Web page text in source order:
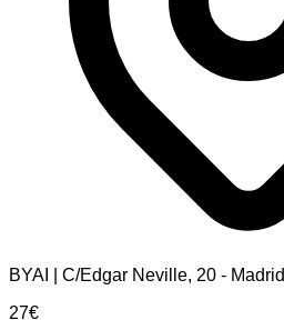
BYAI | C/Edgar Neville, 20 - Madrid
27€